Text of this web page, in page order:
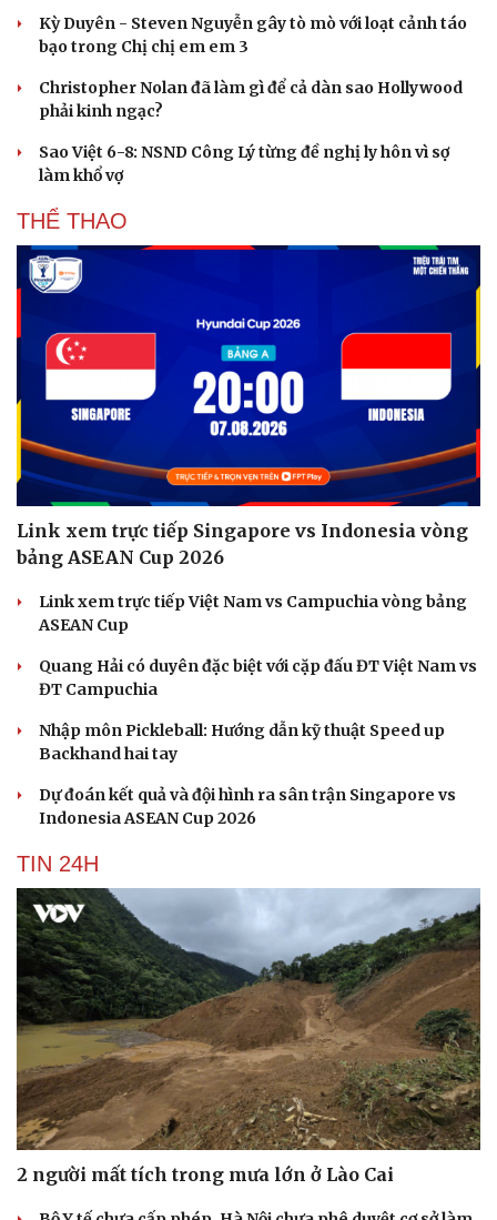
Du lịch
Tư vấn
Săn Tour
Câu chuyện thời sự
Đọc truyện đêm khuya
Kể chuyện cho bé
Hạt giống tâm hồn
Kỳ Duyên - Steven Nguyễn gây tò mò với loạt cảnh táo
bạo trong Chị chị em em 3
Christopher Nolan đã làm gì để cả dàn sao Hollywood
phải kinh ngạc?
Sao Việt 6-8: NSND Công Lý từng đề nghị ly hôn vì sợ
làm khổ vợ
THỂ THAO
Link xem trực tiếp Singapore vs Indonesia vòng
bảng ASEAN Cup 2026
Link xem trực tiếp Việt Nam vs Campuchia vòng bảng
ASEAN Cup
Quang Hải có duyên đặc biệt với cặp đấu ĐT Việt Nam vs
ĐT Campuchia
Nhập môn Pickleball: Hướng dẫn kỹ thuật Speed up
Backhand hai tay
Dự đoán kết quả và đội hình ra sân trận Singapore vs
Indonesia ASEAN Cup 2026
TIN 24H
2 người mất tích trong mưa lớn ở Lào Cai